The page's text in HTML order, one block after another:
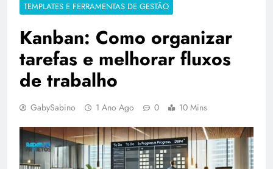
TEMPLATES E FERRAMENTAS DE GESTÃO
Kanban: Como organizar
tarefas e melhorar fluxos
de trabalho
GabySabino 1 Ano Ago 0 10 Mins